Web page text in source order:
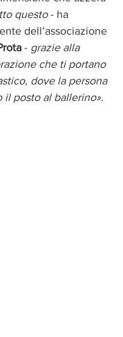
questo - ha
dell’associazione
- grazie alla
che ti portano
dove la persona
il posto al ballerino».